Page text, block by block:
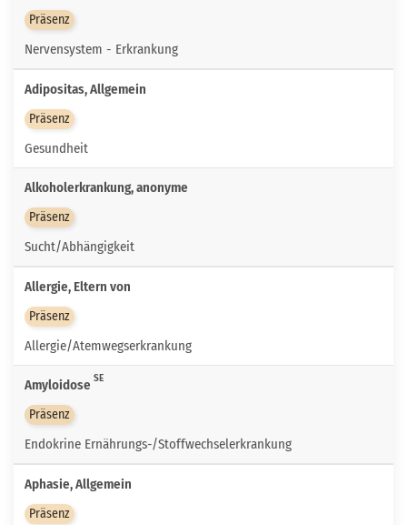
Präsenz
Nervensystem - Erkrankung
Adipositas, Allgemein
Präsenz
Gesundheit
Alkoholerkrankung, anonyme
Präsenz
Sucht/Abhängigkeit
Allergie, Eltern von
Präsenz
Allergie/Atemwegserkrankung
Amyloidose SE
Präsenz
Endokrine Ernährungs-/Stoffwechselerkrankung
Aphasie, Allgemein
Präsenz